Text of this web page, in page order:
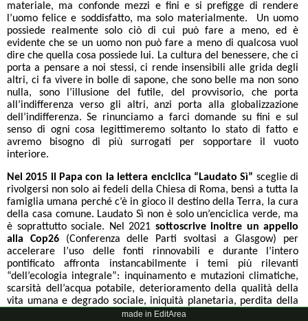
materiale, ma confonde mezzi e fini e si prefigge di rendere
l’uomo felice e soddisfatto, ma solo materialmente. Un uomo
possiede realmente solo ciò di cui può fare a meno, ed è
evidente che se un uomo non può fare a meno di qualcosa vuol
dire che quella cosa possiede lui. La cultura del benessere, che ci
porta a pensare a noi stessi, ci rende insensibili alle grida degli
altri, ci fa vivere in bolle di sapone, che sono belle ma non sono
nulla, sono l’illusione del futile, del provvisorio, che porta
all’indifferenza verso gli altri, anzi porta alla globalizzazione
dell’indifferenza. Se rinunciamo a farci domande su fini e sul
senso di ogni cosa legittimeremo soltanto lo stato di fatto e
avremo bisogno di più surrogati per sopportare il vuoto
interiore.
Nel 2015 il Papa con la lettera enciclica “Laudato Sì” sceglie di
rivolgersi non solo ai fedeli della Chiesa di Roma, bensì a tutta la
famiglia umana perché c’è in gioco il destino della Terra, la cura
della casa comune. Laudato Sì non è solo un’enciclica verde, ma
è soprattutto sociale. Nel 2021 sottoscrive inoltre un appello
alla Cop26(Conferenza delle Parti svoltasi a Glasgow) per
accelerare l’uso delle fonti rinnovabili e durante l’intero
pontificato affronta instancabilmente i temi più rilevanti
“dell’ecologia integrale”: inquinamento e mutazioni climatiche,
scarsità dell’acqua potabile, deterioramento della qualità della
vita umana e degrado sociale, iniquità planetaria, perdita della
biodiversità, perdita dei ghiacciai, innalzamento del livello dei
made in EditArea